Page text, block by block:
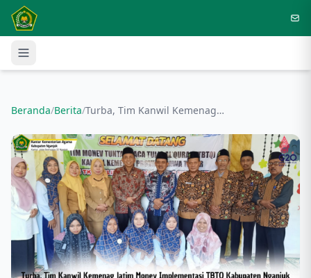
Langsung ke konten utama
Beranda/Berita/ Turba, Tim Kanwil Kemenag Jatim Monev Implementasi TBTQ Kabupaten Nganjuk